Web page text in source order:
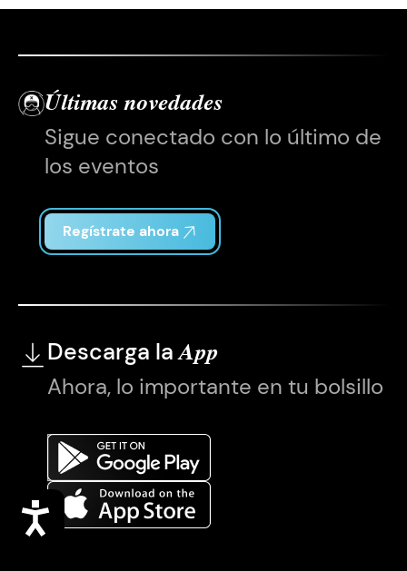
Accesibilidad
Últimas novedades
Sigue conectado con lo último de
los eventos
Regístrate ahora
Descarga laApp
Ahora, lo importante en tu bolsillo